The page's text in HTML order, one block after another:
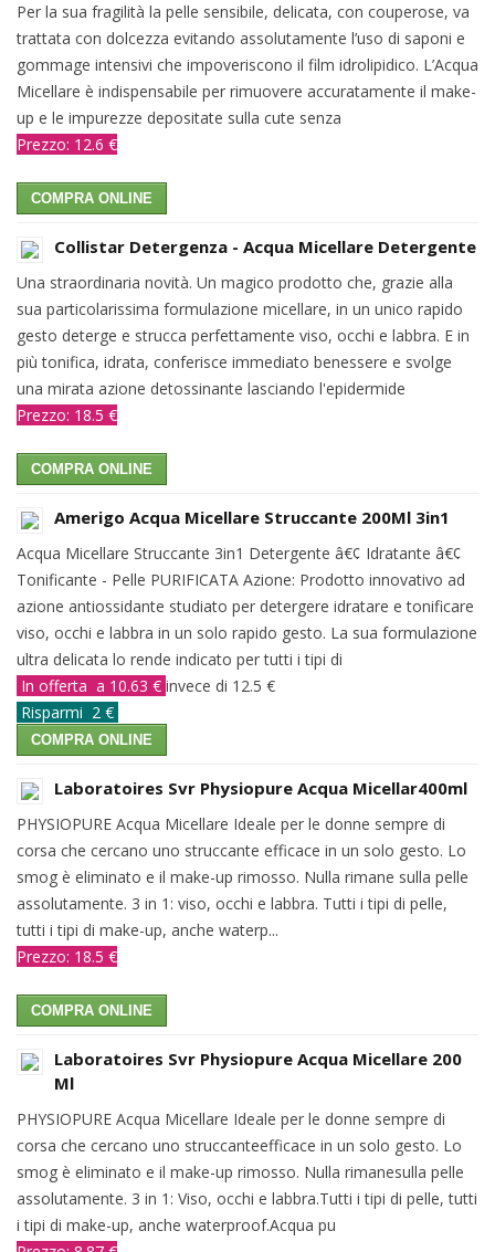
Per la sua fragilità la pelle sensibile, delicata, con couperose, va
trattata con dolcezza evitando assolutamente l’uso di saponi e
gommage intensivi che impoveriscono il film idrolipidico. L’Acqua
Micellare è indispensabile per rimuovere accuratamente il make-
up e le impurezze depositate sulla cute senza
Prezzo: 12.6 €
COMPRA ONLINE
Collistar Detergenza - Acqua Micellare Detergente
Una straordinaria novità. Un magico prodotto che, grazie alla
sua particolarissima formulazione micellare, in un unico rapido
gesto deterge e strucca perfettamente viso, occhi e labbra. E in
più tonifica, idrata, conferisce immediato benessere e svolge
una mirata azione detossinante lasciando l'epidermide
Prezzo: 18.5 €
COMPRA ONLINE
Amerigo Acqua Micellare Struccante 200Ml 3in1
Acqua Micellare Struccante 3in1 Detergente â€¢ Idratante â€¢
Tonificante - Pelle PURIFICATA Azione: Prodotto innovativo ad
azione antiossidante studiato per detergere idratare e tonificare
viso, occhi e labbra in un solo rapido gesto. La sua formulazione
ultra delicata lo rende indicato per tutti i tipi di
In offerta a 10.63 € invece di 12.5 €
Risparmi 2 €
COMPRA ONLINE
Laboratoires Svr Physiopure Acqua Micellar400ml
PHYSIOPURE Acqua Micellare Ideale per le donne sempre di
corsa che cercano uno struccante efficace in un solo gesto. Lo
smog è eliminato e il make-up rimosso. Nulla rimane sulla pelle
assolutamente. 3 in 1: viso, occhi e labbra. Tutti i tipi di pelle,
tutti i tipi di make-up, anche waterp...
Prezzo: 18.5 €
COMPRA ONLINE
Laboratoires Svr Physiopure Acqua Micellare 200
Ml
PHYSIOPURE Acqua Micellare Ideale per le donne sempre di
corsa che cercano uno struccanteefficace in un solo gesto. Lo
smog è eliminato e il make-up rimosso. Nulla rimanesulla pelle
assolutamente. 3 in 1: Viso, occhi e labbra.Tutti i tipi di pelle, tutti
i tipi di make-up, anche waterproof.Acqua pu